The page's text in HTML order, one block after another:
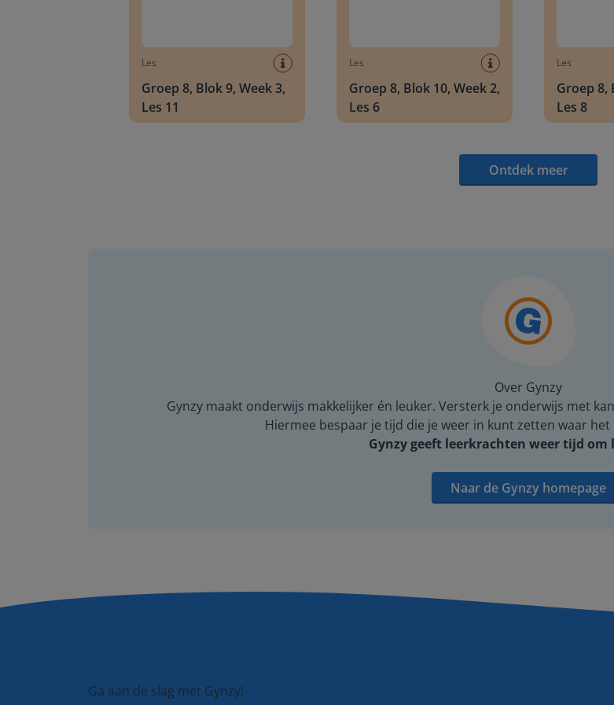
Les
Groep 8, Blok 9, Week 3,
Les 11
Les
Groep 8, Blok 10, Week 2,
Les 6
Les
Groep 8,
Les 8
Ontdek meer
Over Gynzy
Gynzy maakt onderwijs makkelijker én leuker. Versterk je onderwijs met
Hiermee bespaar je tijd die je weer in kunt zetten waar
Gynzy geeft leerkrachten weer tijd om
Naar de Gynzy homepage
Ga aan de slag met Gynzy!